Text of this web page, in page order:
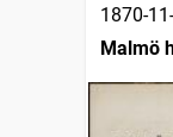
1870-
Malmö